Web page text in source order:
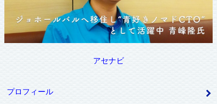
アセナビ
プロフィール